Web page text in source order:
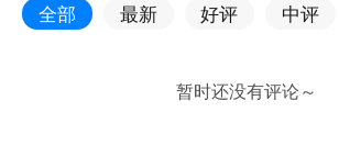
全部 最新 好评 中评